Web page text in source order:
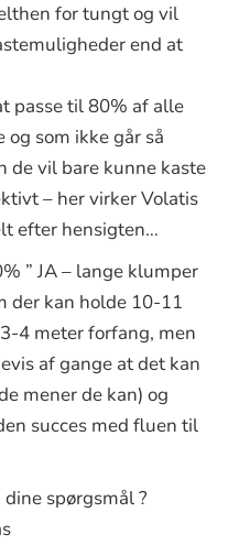
for tungt og vil
end at
passe til 80% af alle
som ikke går så
de vil bare kunne kaste
– her virker Volatis
efter hensigten…
” JA – lange klumper
der kan holde 10-11
4 meter forfang, men
af gange at det kan
mener de kan) og
succes med fluen til
spørgsmål ?